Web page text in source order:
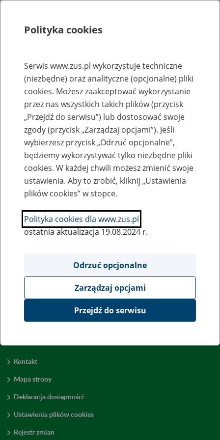
Rejestry, ewidencje i archiwa
Baza zlikwidowanych lub
przekształconych zakładów pracy
Nazwa zakładu pracy:
SZUKAJ
Wyświetl wszystkie
Kontakt
Mapa strony
Deklaracja dostępności
Ustawienia plików cookies
Rejestr zmian
Polityka cookies
Serwis www.zus.pl wykorzystuje techniczne
(niezbędne) oraz analityczne (opcjonalne) pliki
cookies. Możesz zaakceptować wykorzystanie
przez nas wszystkich takich plików (przycisk
„Przejdź do serwisu”) lub dostosować swoje
zgody (przycisk „Zarządzaj opcjami”). Jeśli
wybierzesz przycisk „Odrzuć opcjonalne”,
będziemy wykorzystywać tylko niezbędne pliki
cookies. W każdej chwili możesz zmienić swoje
ustawienia. Aby to zrobić, kliknij „Ustawienia
plików cookies” w stopce.
Polityka cookies dla www.zus.pl
ostatnia aktualizacja 19.08.2024 r.
Odrzuć opcjonalne
Zarządzaj opcjami
Przejdź do serwisu